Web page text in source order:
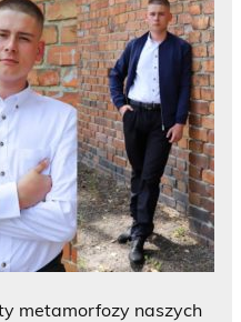
metamorfozy naszych